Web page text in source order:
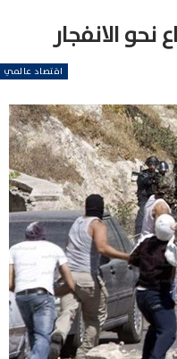
نحو الانفجار
اقتصاد عالمي